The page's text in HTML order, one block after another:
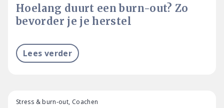
Hoelang duurt een burn-out? Zo
bevorder je je herstel
Lees verder
Stress & burn-out, Coachen